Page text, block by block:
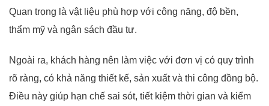
Quan trọng là vật liệu phù hợp với công năng, độ bền,
thẩm mỹ và ngân sách đầu tư.
Ngoài ra, khách hàng nên làm việc với đơn vị có quy trình
rõ ràng, có khả năng thiết kế, sản xuất và thi công đồng bộ.
Điều này giúp hạn chế sai sót, tiết kiệm thời gian và kiểm